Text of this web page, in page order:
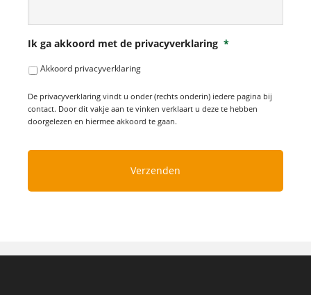
Ik ga akkoord met de privacyverklaring *
Akkoord privacyverklaring
De privacyverklaring vindt u onder (rechts onderin) iedere pagina bij
contact. Door dit vakje aan te vinken verklaart u deze te hebben
doorgelezen en hiermee akkoord te gaan.